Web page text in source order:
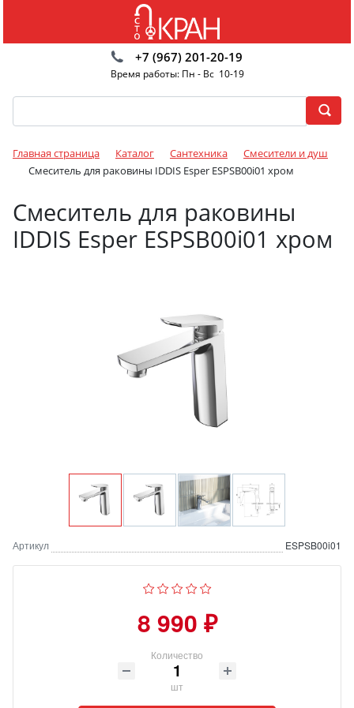
+7 (967) 201-20-19
Время работы: Пн - Вс 10-19
Главная страница Каталог Сантехника
Смесители и душ
Смеситель для раковины IDDIS Esper ESPSB00i01 хром
Смеситель для раковины
IDDIS Esper ESPSB00i01 хром
Артикул ESPSB00i01
8 990 ₽
Количество
шт